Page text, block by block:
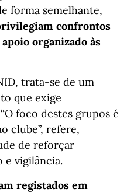
forma semelhante,
confrontos
organizado às
trata-se de um
que exige
foco destes grupos é
clube”, refere,
de reforçar
e vigilância.
registados em